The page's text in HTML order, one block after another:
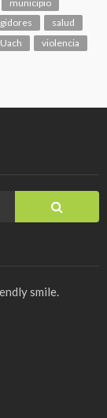
municipio
salud
Uach violencia
smile.